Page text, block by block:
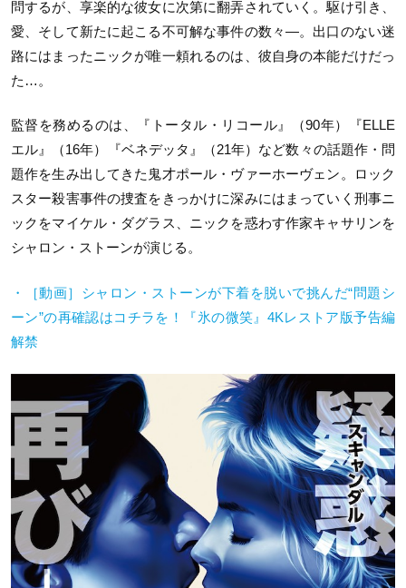
問するが、享楽的な彼女に次第に翻弄されていく。駆け引き、
愛、そして新たに起こる不可解な事件の数々―。出口のない迷
路にはまったニックが唯一頼れるのは、彼自身の本能だけだっ
た…。
監督を務めるのは、『トータル・リコール』（90年）『ELLE
エル』（16年）『ベネデッタ』（21年）など数々の話題作・問
題作を生み出してきた鬼才ポール・ヴァーホーヴェン。ロック
スター殺害事件の捜査をきっかけに深みにはまっていく刑事ニ
ックをマイケル・ダグラス、ニックを惑わす作家キャサリンを
シャロン・ストーンが演じる。
・［動画］シャロン・ストーンが下着を脱いで挑んだ“問題シ
ーン”の再確認はコチラを！『氷の微笑』4Kレストア版予告編
解禁